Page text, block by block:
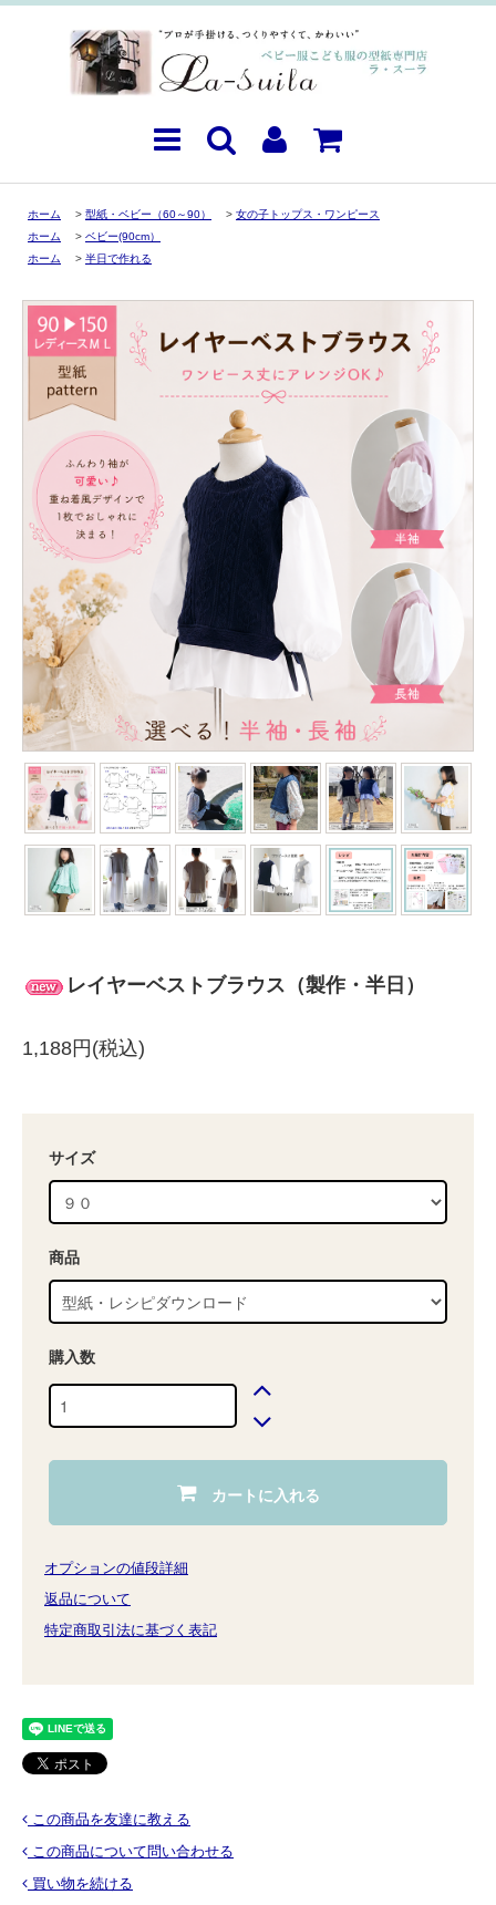
ホーム > 型紙・ベビー（60～90） > 女の子トップス・ワンピース
ホーム
> ベビー(90cm）
ホーム
> 半日で作れる
レイヤーベストブラウス（製作・半日）
1,188円(税込)
サイズ
商品
購入数
カートに入れる
オプションの値段詳細
返品について
特定商取引法に基づく表記
この商品を友達に教える
この商品について問い合わせる
買い物を続ける